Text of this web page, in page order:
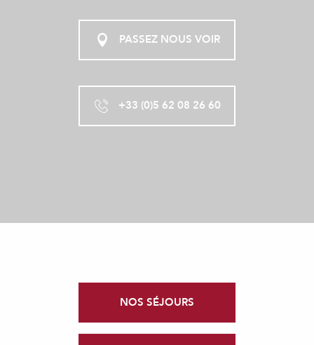
PASSEZ NOUS VOIR
+33 (0)5 62 08 26 60
NOS SÉJOURS